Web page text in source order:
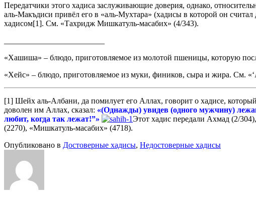
Передатчики этого хадиса заслуживающие доверия, однако,
аль-Макъдиси привёл его в «аль-Мухтара» (хадисы в которой он
хадисом[1]. См. «Тахридж Мишкатуль-масабих» (4/343).
«Хашиша» – блюдо, приготовляемое из молотой пшеницы, которую
«Хейс» – блюдо, приготовляемое из муки, фиников, сыра и жира. См.
[1] Шейх аль-Албани, да помилует его Аллах, говорит о хадисе,
доволен им Аллах, сказал: «(Однажды) увидев (одного мужчину)
любит, когда так лежат!”»
Этот хадис передали Ахмад (2/
(2270), «Мишкатуль-масабих» (4718).
Опубликовано в Достоверные хадисы, Недостоверные хадисы